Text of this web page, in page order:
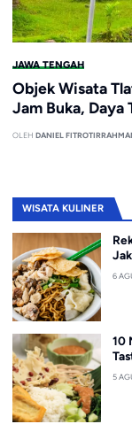
JAWA TENGAH
Objek Wisata
Jam Buka, Daya
OLEH DANIEL
WISATA KULINER
6
10
5